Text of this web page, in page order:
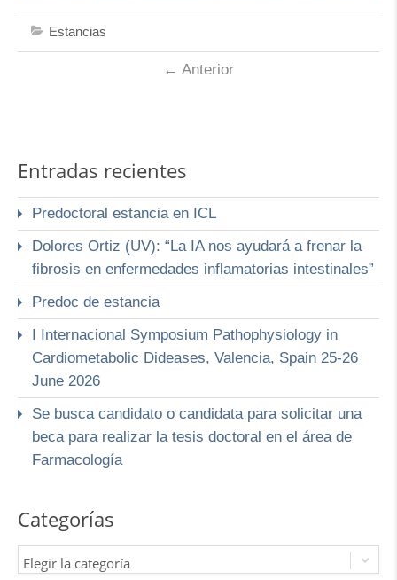
Estancias
← Anterior
Entradas recientes
Predoctoral estancia en ICL
Dolores Ortiz (UV): “La IA nos ayudará a frenar la
fibrosis en enfermedades inflamatorias intestinales”
Predoc de estancia
I Internacional Symposium Pathophysiology in
Cardiometabolic Dideases, Valencia, Spain 25-26
June 2026
Se busca candidato o candidata para solicitar una
beca para realizar la tesis doctoral en el área de
Farmacología
Categorías
Elegir la categoría